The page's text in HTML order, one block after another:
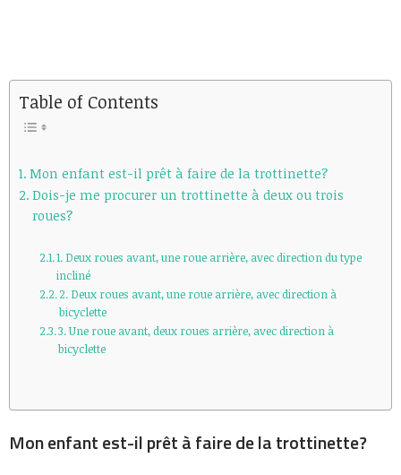
Table of Contents
Mon enfant est-il prêt à faire de la trottinette?
Dois-je me procurer un trottinette à deux ou trois
roues?
1. Deux roues avant, une roue arrière, avec direction du type
incliné
2. Deux roues avant, une roue arrière, avec direction à
bicyclette
3. Une roue avant, deux roues arrière, avec direction à
bicyclette
Mon enfant est-il prêt à faire de la trottinette?